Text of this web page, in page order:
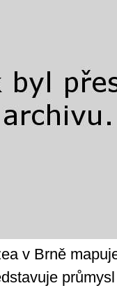
v Brně